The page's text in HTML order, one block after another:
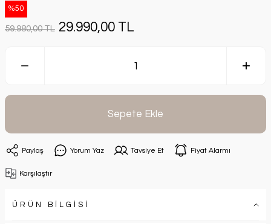
%50
59.980,00 TL 29.990,00 TL
Sepete Ekle
Paylaş Yorum Yaz Tavsiye Et Fiyat Alarmı
Karşılaştır
ÜRÜN BİLGİSİ